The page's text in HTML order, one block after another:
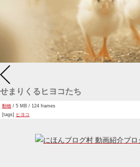
せまりくるヒヨコたち
動物 / 5 MB / 124 frames
[tags] ヒヨコ